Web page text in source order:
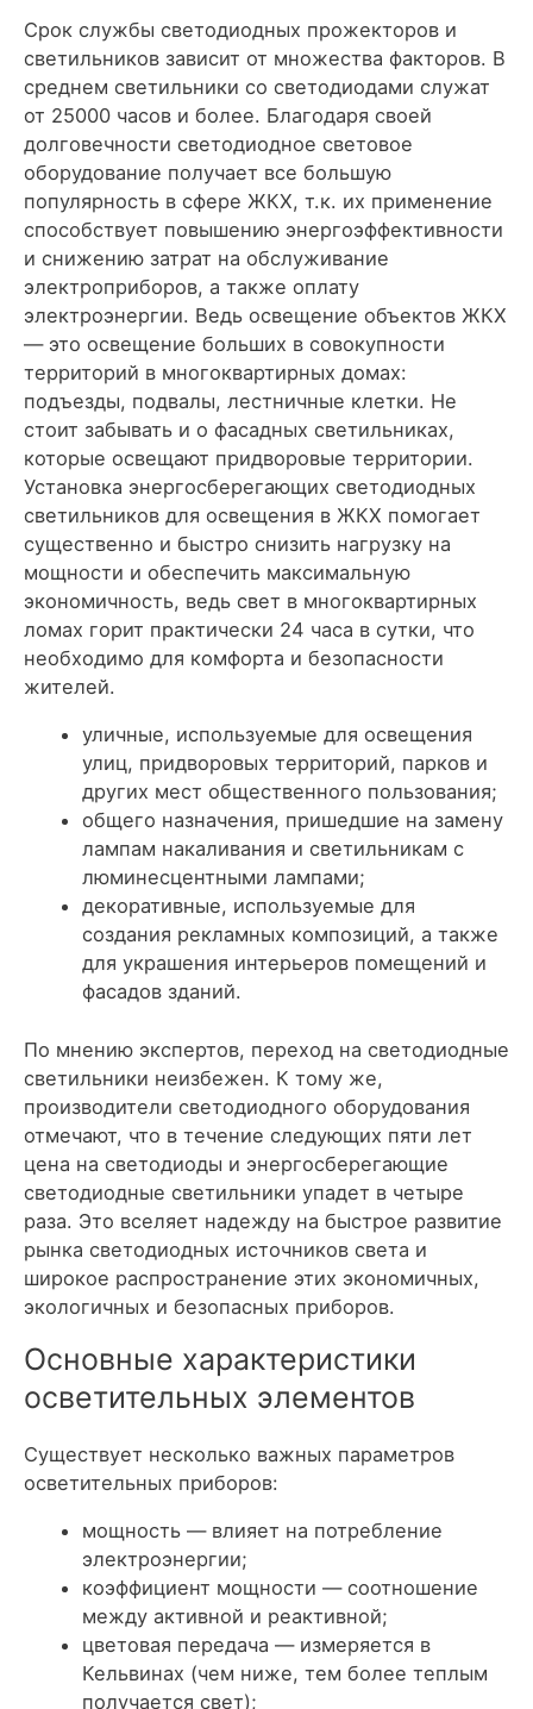
Срок службы светодиодных прожекторов и
светильников зависит от множества факторов. В
среднем светильники со светодиодами служат
от 25000 часов и более. Благодаря своей
долговечности светодиодное световое
оборудование получает все большую
популярность в сфере ЖКХ, т.к. их применение
способствует повышению энергоэффективности
и снижению затрат на обслуживание
электроприборов, а также оплату
электроэнергии. Ведь освещение объектов ЖКХ
— это освещение больших в совокупности
территорий в многоквартирных домах:
подъезды, подвалы, лестничные клетки. Не
стоит забывать и о фасадных светильниках,
которые освещают придворовые территории.
Установка энергосберегающих светодиодных
светильников для освещения в ЖКХ помогает
существенно и быстро снизить нагрузку на
мощности и обеспечить максимальную
экономичность, ведь свет в многоквартирных
ломах горит практически 24 часа в сутки, что
необходимо для комфорта и безопасности
жителей.
уличные, используемые для освещения
улиц, придворовых территорий, парков и
других мест общественного пользования;
общего назначения, пришедшие на замену
лампам накаливания и светильникам с
люминесцентными лампами;
декоративные, используемые для
создания рекламных композиций, а также
для украшения интерьеров помещений и
фасадов зданий.
По мнению экспертов, переход на светодиодные
светильники неизбежен. К тому же,
производители светодиодного оборудования
отмечают, что в течение следующих пяти лет
цена на светодиоды и энергосберегающие
светодиодные светильники упадет в четыре
раза. Это вселяет надежду на быстрое развитие
рынка светодиодных источников света и
широкое распространение этих экономичных,
экологичных и безопасных приборов.
Основные характеристики
осветительных элементов
Существует несколько важных параметров
осветительных приборов:
мощность — влияет на потребление
электроэнергии;
коэффициент мощности — соотношение
между активной и реактивной;
цветовая передача — измеряется в
Кельвинах (чем ниже, тем более теплым
получается свет);